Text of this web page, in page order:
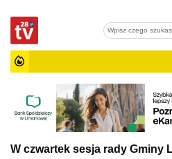
W czwartek sesja rady Gminy